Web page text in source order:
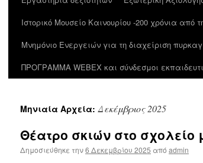
Ιστορικό Μουσείο Καινουρίου -200 χρόνια από
Μνημόνιο Ενεργειών για τη διαχείριση
ΠΡΟΓΡΑΜΜΑ WEBEX και σύνδεσμοι
Μηνιαία Αρχεία: Δεκέμβριος 2025
Θέατρο σκιών στο σχολείο
Δημοσιεύθηκε την6 Δεκεμβρίου 2025 από admin